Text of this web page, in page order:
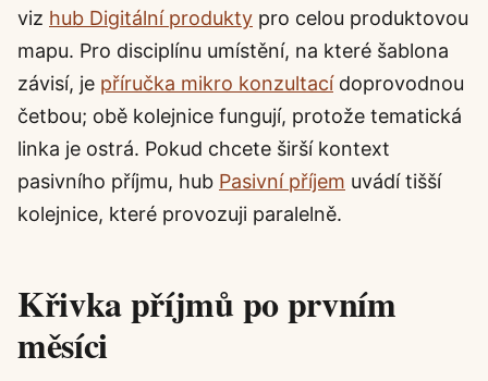
viz hub Digitální produkty pro celou produktovou
mapu. Pro disciplínu umístění, na které šablona
závisí, je příručka mikro konzultacídoprovodnou
četbou; obě kolejnice fungují, protože tematická
linka je ostrá. Pokud chcete širší kontext
pasivního příjmu, hub Pasivní příjem uvádí tišší
kolejnice, které provozuji paralelně.
Křivka příjmů po prvním
měsíci